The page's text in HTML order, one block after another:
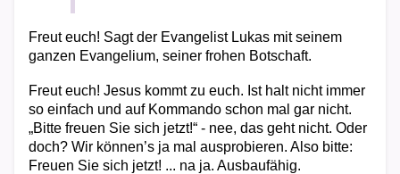
Freut euch! Sagt der Evangelist Lukas mit seinem
ganzen Evangelium, seiner frohen Botschaft.
Freut euch! Jesus kommt zu euch. Ist halt nicht immer
so einfach und auf Kommando schon mal gar nicht.
„Bitte freuen Sie sich jetzt!“ - nee, das geht nicht. Oder
doch? Wir können’s ja mal ausprobieren. Also bitte:
Freuen Sie sich jetzt! ... na ja. Ausbaufähig.